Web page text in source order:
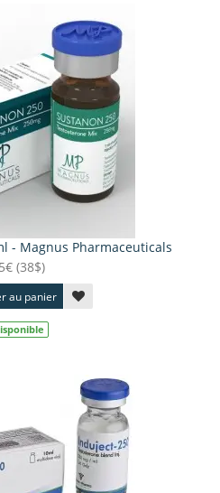
- Magnus Pharmaceuticals
(38$)
au panier